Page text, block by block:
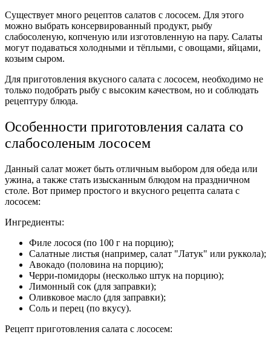
Существует много рецептов салатов с лососем. Для этого
можно выбрать консервированный продукт, рыбу
слабосоленую, копченую или изготовленную на пару. Салаты
могут подаваться холодными и тёплыми, с овощами, яйцами,
козьим сыром.
Для приготовления вкусного салата с лососем, необходимо не
только подобрать рыбу с высоким качеством, но и соблюдать
рецептуру блюда.
Особенности приготовления салата со
слабосоленым лососем
Данный салат может быть отличным выбором для обеда или
ужина, а также стать изысканным блюдом на праздничном
столе. Вот пример простого и вкусного рецепта салата с
лососем:
Ингредиенты:
Филе лосося (по 100 г на порцию);
Салатные листья (например, салат "Латук" или руккола);
Авокадо (половина на порцию);
Черри-помидоры (несколько штук на порцию);
Лимонный сок (для заправки);
Оливковое масло (для заправки);
Соль и перец (по вкусу).
Рецепт приготовления салата с лососем: